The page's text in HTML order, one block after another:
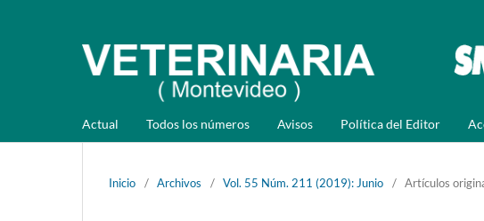
Actual Todos los números Avisos Política del Editor
Inicio / Archivos / Vol. 55 Núm. 211 (2019): Junio / Artículos